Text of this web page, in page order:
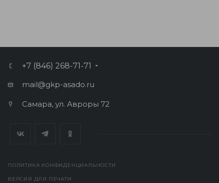
+7 (846) 268-71-71
mail@gkp-asado.ru
Самара, ул. Авроры 72
ПОЛИТИКА КОНФИДЕНЦИАЛЬНОСТИ
ВЕРСИЯ ДЛЯ ПЕЧАТИ